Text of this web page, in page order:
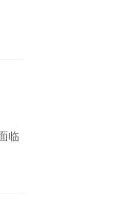
临